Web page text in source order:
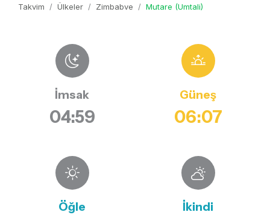
Takvim Ülkeler Zimbabve Mutare (Umtali)
İmsak
04:59
Güneş
06:07
Öğle İkindi